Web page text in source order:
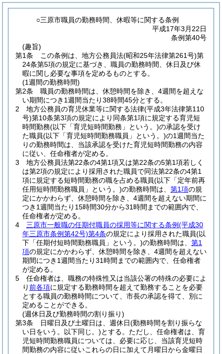
○三原市職員の勤務時間、休暇等に関する条例
平成17年3月22日
条例第40号
(趣旨)
第1条
この条例は、地方公務員法(昭和25年法律第261号)第
24条第5項の規定に基づき、職員の勤務時間、休日及び休
暇に関し必要な事項を定めるものとする。
(1週間の勤務時間)
第2条
職員の勤務時間は、休憩時間を除き、4週間を超えな
い期間につき1週間当たり38時間45分とする。
2
地方公務員の育児休業等に関する法律(平成3年法律第110
号)第10条第3項の規定により同条第1項に規定する育児短
時間勤務(以下「育児短時間勤務」という。)の承認を受け
た職員(以下「育児短時間勤務職員」という。)の1週間当た
りの勤務時間は、当該承認を受けた育児短時間勤務の内容
に従い、任命権者が定める。
3
地方公務員法第22条の4第1項又は第22条の5第1項若しく
は第2項の規定により採用された職員で同法第22条の4第1
項に規定する短時間勤務の職を占める職員(以下「定年前再
任用短時間勤務職員」という。)の勤務時間は、 第1項の規
定にかかわらず、休憩時間を除き、4週間を超えない期間に
つき1週間当たり15時間30分から31時間までの範囲内で、
任命権者が定める。
4
三原市一般職の任期付職員の採用等に関する条例(平成30
年三原市条例第42号)第4条の規定により採用された職員(以
下「任期付短時間勤務職員」という。)の勤務時間は、 第1
項の規定にかかわらず、休憩時間を除き、4週間を超えない
期間につき1週間当たり31時間までの範囲内で、任命権者
が定める。
5
任命権者は、職務の特殊性又は当該公署の特殊の必要によ
り前各項に規定する勤務時間を超えて勤務することを必要
とする職員の勤務時間について、市長の承認を得て、別に
定めることができる。
(週休日及び勤務時間の割り振り)
第3条
日曜日及び土曜日は、週休日(勤務時間を割り振らな
い日をいう。以下同じ。)とする。 ただし、任命権者は、育
児短時間勤務職員については、必要に応じ、当該育児短時
間勤務の内容に従いこれらの日に加えて月曜日から金曜日